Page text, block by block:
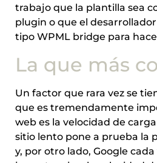
trabajo que la plantilla sea
plugin o que el
tipo WPML bridge para
La que más
Un factor que rara vez se
que es tremendamente
web es la velocidad de
sitio lento pone a prueba la
y, por otro lado, Google